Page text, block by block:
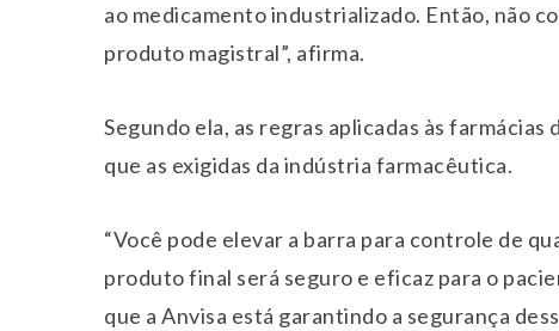
ao medicamento industrializado. Então, não
produto magistral”, afirma.
Segundo ela, as regras aplicadas às
que as exigidas da indústria farmacêutica.
“Você pode elevar a barra para controle de
produto final será seguro e eficaz para o
que a Anvisa está garantindo a segurança